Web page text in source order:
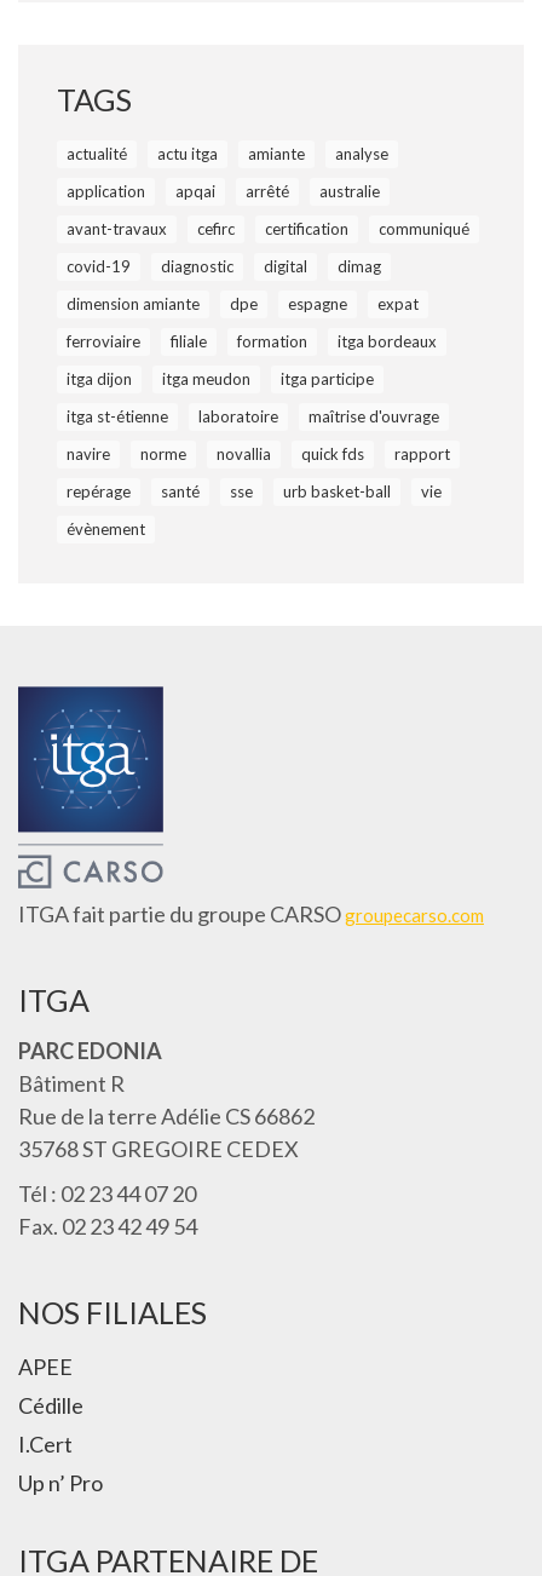
TAGS
actualité actu itga amiante
analyse
application
apqai arrêté
australie
avant-travaux
cefirc certification
communiqué
covid-19
diagnostic digital
dimag
dimension amiante
dpe espagne
expat
ferroviaire
filiale formation
itga bordeaux
itga dijon
itga meudon
itga participe
itga st-étienne
laboratoire
maîtrise d'ouvrage
navire
norme novallia quick fds
rapport
repérage
santé sse urb basket-ball
vie
évènement
ITGA fait partie du groupe CARSOgroupecarso.com
ITGA
PARC EDONIA
Bâtiment R
Rue de la terre Adélie CS 66862
35768 ST GREGOIRE CEDEX
Tél : 02 23 44 07 20
Fax. 02 23 42 49 54
NOS FILIALES
APEE
Cédille
I.Cert
Up n’ Pro
ITGA PARTENAIRE DE